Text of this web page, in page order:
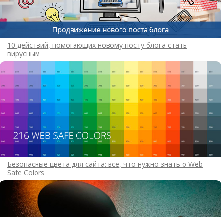
10 действий, помогающих новому посту блога стать
вирусным
Безопасные цвета для сайта: все, что нужно знать о Web
Safe Colors